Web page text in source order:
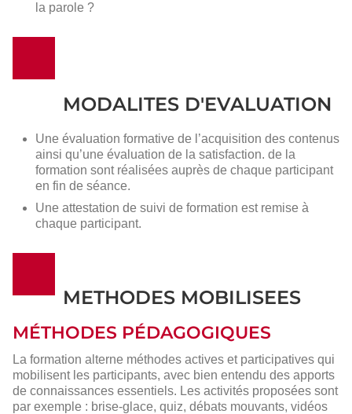
la parole ?
MODALITES D'EVALUATION
Une évaluation formative de l’acquisition des contenus
ainsi qu’une évaluation de la satisfaction. de la
formation sont réalisées auprès de chaque participant
en fin de séance.
Une attestation de suivi de formation est remise à
chaque participant.
METHODES MOBILISEES
MÉTHODES PÉDAGOGIQUES
La formation alterne méthodes actives et participatives qui
mobilisent les participants, avec bien entendu des apports
de connaissances essentiels. Les activités proposées sont
par exemple : brise-glace, quiz, débats mouvants, vidéos